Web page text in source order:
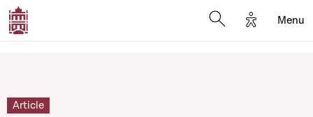
Options
Menu
Article